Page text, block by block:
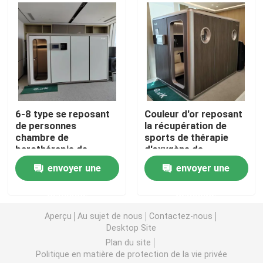
1,3 ATA Hyperbaric
Chambre de barothérapie de Hardshell
Récupération de sports de chambre de barothérapie
Chambre de barothérapie enroulée de soin
Chambre de barothérapie de l'oxygène de Monoplace
Chambre de barothérapie de Multiplace
6-8 type se reposant
de personnes
chambre de
barothérapie de
l'oxygène avec le
certificat de la CE
ISO9001
envoyer une
Couleur d'or reposant
la récupération de
sports de thérapie
d'oxygène de
barothérapie de
chambre de
barothérapie
envoyer une
Aperçu Au sujet de nous
Contactez-nous
Desktop Site
Plan du site
Politique en matière de protection de la vie privée